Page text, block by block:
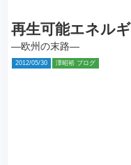
再生可能エネル
—欧州の末路—
2012/05/30 澤昭裕 ブログ